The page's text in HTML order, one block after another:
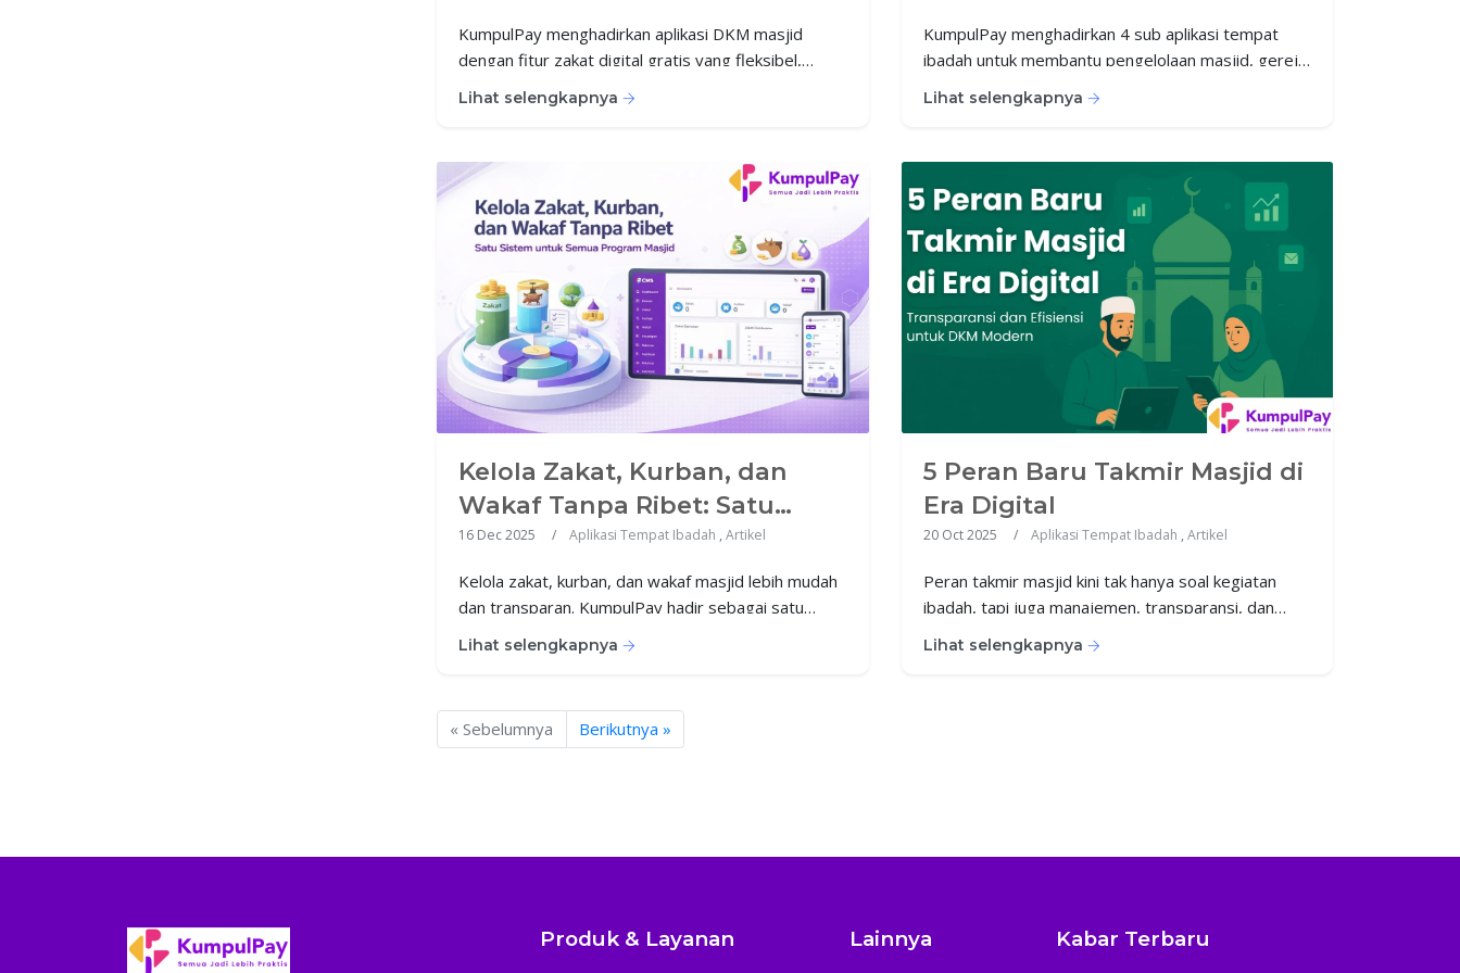
Modern
KumpulPay menghadirkan aplikasi DKM masjid
dengan fitur zakat digital gratis yang fleksibel,
kebutuhan masjid. Solusi modern untuk pengelolaan
Lihat selengkapnya
KumpulPay menghadirkan 4 sub aplikasi tempat
ibadah untuk membantu pengelolaan masjid, gereja,
Lihat selengkapnya
Kelola Zakat, Kurban, dan
Wakaf Tanpa Ribet: Satu
Sistem untuk Semua
Program Masjid
16 Dec 2025 Aplikasi Tempat Ibadah , Artikel
Kelola zakat, kurban, dan wakaf masjid lebih mudah
dan transparan. KumpulPay hadir sebagai satu
sistem terintegrasi untuk semua program ibadah
Lihat selengkapnya
5 Peran Baru Takmir Masjid di
Era Digital
20 Oct 2025 Aplikasi Tempat Ibadah , Artikel
Peran takmir masjid kini tak hanya soal kegiatan
ibadah, tapi juga manajemen, transparansi, dan
komunikasi digital. Simak lima peran baru takmir
modern di era digital dan bagaimana KumpulPay
Lihat selengkapnya
« Sebelumnya Berikutnya »
Produk & Layanan Lainnya Kabar Terbaru